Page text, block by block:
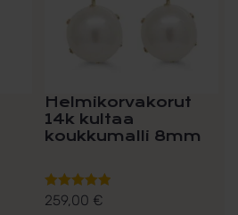
Helmikorvakorut
14k kultaa
koukkumalli 8mm
Arvostelu
259,00 €